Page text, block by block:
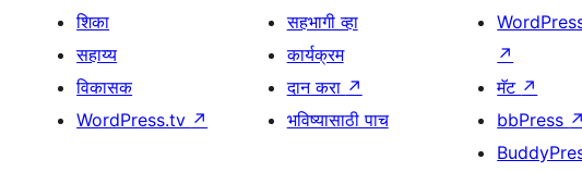
शिका
सहाय्य
विकासक
WordPress.tv ↗
सहभागी व्हा
कार्यक्रम
दान करा ↗
भविष्यासाठी पाच
↗
मॅट ↗
bbPress ↗